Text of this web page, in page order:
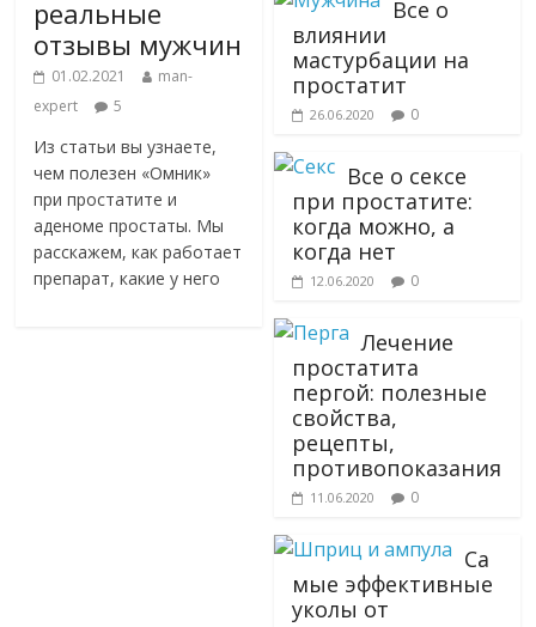
реальные
отзывы мужчин
01.02.2021
man-
expert
5
Из статьи вы узнаете,
чем полезен «Омник»
при простатите и
аденоме простаты. Мы
расскажем, как работает
препарат, какие у него
Все о
влиянии
мастурбации на
простатит
26.06.2020 0
Все о сексе
при простатите:
когда можно, а
когда нет
12.06.2020 0
Лечение
простатита
пергой: полезные
свойства,
рецепты,
противопоказания
11.06.2020 0
Са
мые эффективные
уколы от